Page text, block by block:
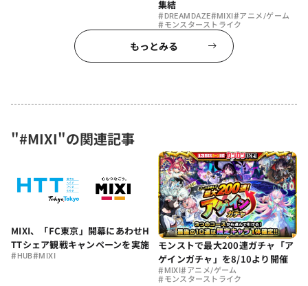
集結
#DREAMDAZE#MIXI#アニメ/ゲーム
#モンスターストライク
もっとみる
"#MIXI"の関連記事
MIXI、「FC東京」開幕にあわせH
TTシェア観戦キャンペーンを実施
#HUB#MIXI
モンストで最大200連ガチャ「ア
ゲインガチャ」を8/10より開催
#MIXI#アニメ/ゲーム
#モンスターストライク